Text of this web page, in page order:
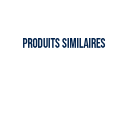
à
Produits similaires